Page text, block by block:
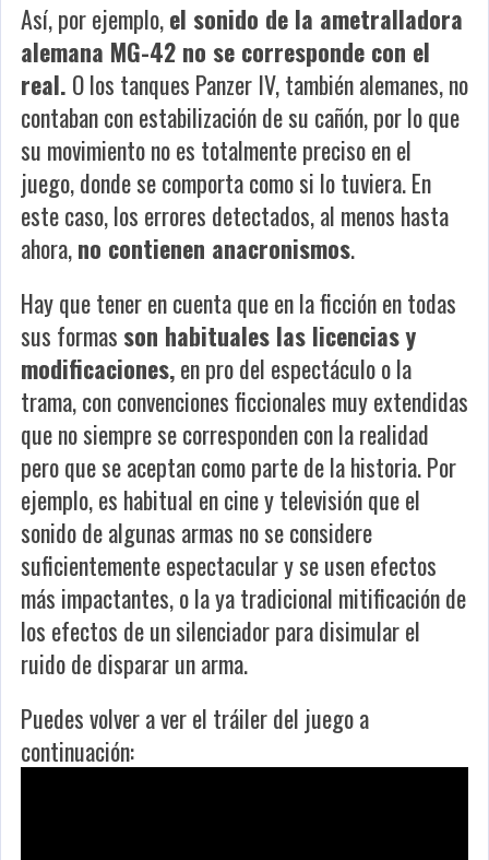
Así, por ejemplo,el sonido de la ametralladora
alemana MG-42 no se corresponde con el
real. O los tanques Panzer IV, también alemanes, no
contaban con estabilización de su cañón, por lo que
su movimiento no es totalmente preciso en el
juego, donde se comporta como si lo tuviera. En
este caso, los errores detectados, al menos hasta
ahora,no contienen anacronismos.
Hay que tener en cuenta que en la ficción en todas
sus formas son habituales las licencias y
modificaciones,en pro del espectáculo o la
trama, con convenciones ficcionales muy extendidas
que no siempre se corresponden con la realidad
pero que se aceptan como parte de la historia. Por
ejemplo, es habitual en cine y televisión que el
sonido de algunas armas no se considere
suficientemente espectacular y se usen efectos
más impactantes, o la ya tradicional mitificación de
los efectos de un silenciador para disimular el
ruido de disparar un arma.
Puedes volver a ver el tráiler del juego a
continuación: